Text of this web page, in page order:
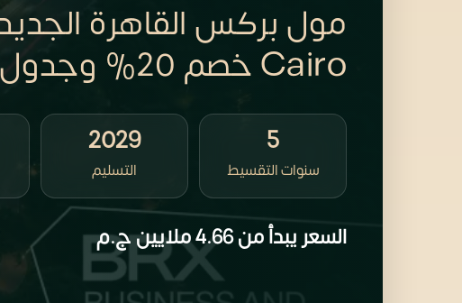
Cairo خصم 20% وجدول تقسيط
5
سنوات التقسيط
2029
التسليم
السعر يبدأ من4.66 ملايين ج.م